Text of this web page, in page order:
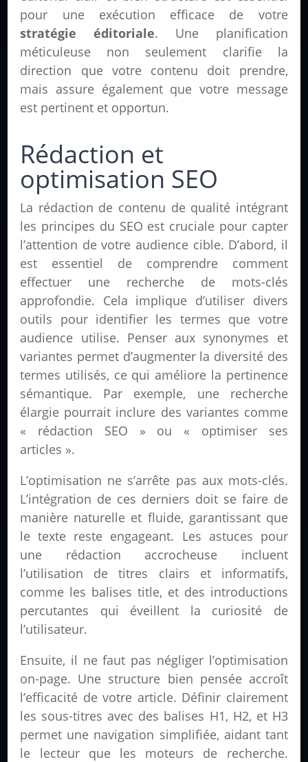
pour une exécution efficace de votre
stratégie éditoriale. Une planification
méticuleuse non seulement clarifie la
direction que votre contenu doit prendre,
mais assure également que votre message
est pertinent et opportun.
Rédaction et
optimisation SEO
La rédaction de contenu de qualité intégrant
les principes du SEO est cruciale pour capter
l’attention de votre audience cible. D’abord, il
est essentiel de comprendre comment
effectuer une recherche de mots-clés
approfondie. Cela implique d’utiliser divers
outils pour identifier les termes que votre
audience utilise. Penser aux synonymes et
variantes permet d’augmenter la diversité des
termes utilisés, ce qui améliore la pertinence
sémantique. Par exemple, une recherche
élargie pourrait inclure des variantes comme
« rédaction SEO » ou « optimiser ses
articles ».
L’optimisation ne s’arrête pas aux mots-clés.
L’intégration de ces derniers doit se faire de
manière naturelle et fluide, garantissant que
le texte reste engageant. Les astuces pour
une rédaction accrocheuse incluent
l’utilisation de titres clairs et informatifs,
comme les balises title, et des introductions
percutantes qui éveillent la curiosité de
l’utilisateur.
Ensuite, il ne faut pas négliger l’optimisation
on-page. Une structure bien pensée accroît
l’efficacité de votre article. Définir clairement
les sous-titres avec des balises H1, H2, et H3
permet une navigation simplifiée, aidant tant
le lecteur que les moteurs de recherche.